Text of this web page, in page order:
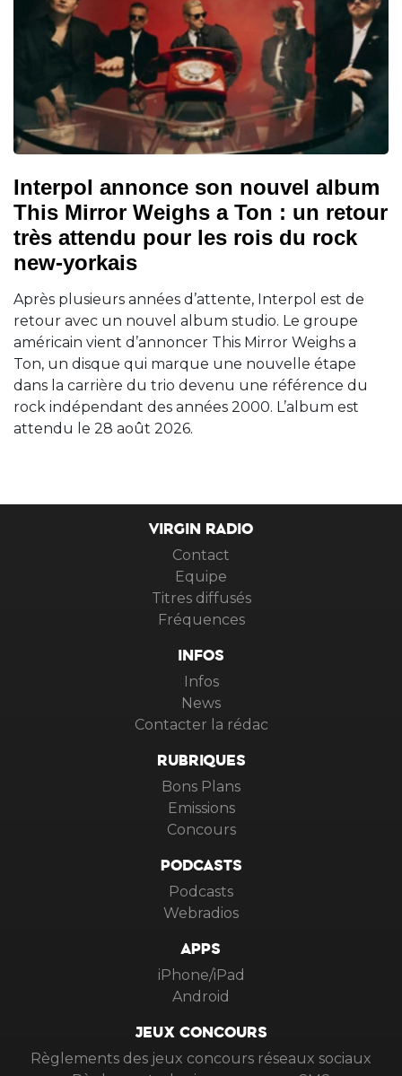
Interpol annonce son nouvel album
This Mirror Weighs a Ton : un retour
très attendu pour les rois du rock
new-yorkais
Après plusieurs années d’attente, Interpol est de
retour avec un nouvel album studio. Le groupe
américain vient d’annoncer This Mirror Weighs a
Ton, un disque qui marque une nouvelle étape
dans la carrière du trio devenu une référence du
rock indépendant des années 2000. L’album est
attendu le 28 août 2026.
VIRGIN RADIO
Contact
Equipe
Titres diffusés
Fréquences
INFOS
Infos
News
Contacter la rédac
RUBRIQUES
Bons Plans
Emissions
Concours
PODCASTS
Podcasts
Webradios
APPS
iPhone/iPad
Android
JEUX CONCOURS
Règlements des jeux concours réseaux sociaux